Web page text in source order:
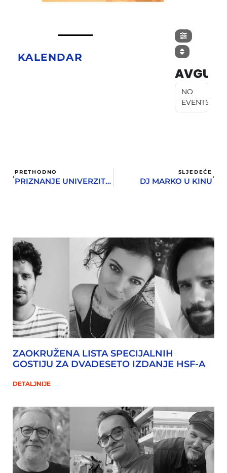
KALENDAR
AVGUST
NO
EVENTS
PRETHODNO
PRIZNANJE UNIVERZITETA CRNE GORE ZA VUKA VUKOVIĆA
SLJEDEĆE
DJ MARKO U KINU
ZAOKRUŽENA LISTA SPECIJALNIH
GOSTIJU ZA DVADESETO IZDANJE HSF-A
DETALJNIJE